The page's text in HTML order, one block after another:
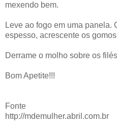
mexendo bem.
Leve ao fogo em uma panela.
espesso, acrescente os
Derrame o molho sobre os
Bom Apetite!!!
Fonte
http://mdemulher.abril.com.br